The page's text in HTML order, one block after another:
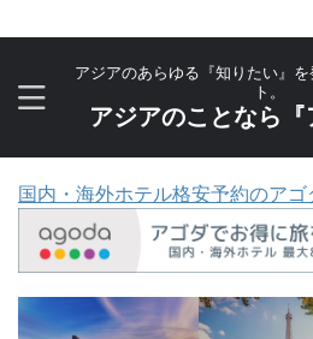
アジアのあらゆる『知りたい』
ト。
アジアのことなら『
国内・海外ホテル格安予約のアゴ